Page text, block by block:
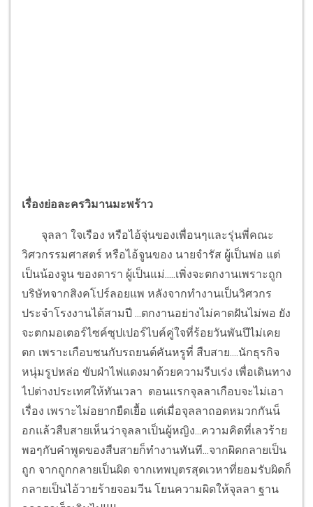
เรื่องย่อละครวิมานมะพร้าว
จุลลา ใจเรือง หรือไอ้จุ่นของเพื่อนๆและรุ่นพี่คณะ
วิศวกรรมศาสตร์ หรือไอ้จูนของ นายจำรัส ผู้เป็นพ่อ แต่
เป็นน้องจูน ของดารา ผู้เป็นแม่.....เพิ่งจะตกงานเพราะถูก
บริษัทจากสิงคโปร์ลอยแพ หลังจากทำงานเป็นวิศวกร
ประจำโรงงานได้สามปี ...ตกงานอย่างไม่คาดฝันไม่พอ ยัง
จะตกมอเตอร์ไซค์ซุปเปอร์ไบค์คู่ใจที่ร้อยวันพันปีไม่เคย
ตก เพราะเกือบชนกับรถยนต์คันหรูที่ สืบสาย....นักธุรกิจ
หนุ่มรูปหล่อ ขับฝ่าไฟแดงมาด้วยความรีบเร่ง เพื่อเดินทาง
ไปต่างประเทศให้ทันเวลา ตอนแรกจุลลาเกือบจะไม่เอา
เรื่อง เพราะไม่อยากยืดเยื้อ แต่เมื่อจุลลาถอดหมวกกันน็
อกแล้วสืบสายเห็นว่าจุลลาเป็นผู้หญิง...ความคิดที่เลวร้าย
พอๆกับคำพูดของสืบสายก็ทำงานทันที...จากผิดกลายเป็น
ถูก จากถูกกลายเป็นผิด จากเทพบุตรสุดเวหาที่ยอมรับผิดก็
กลายเป็นไอ้วายร้ายจอมวีน โยนความผิดให้จุลลา ฐาน